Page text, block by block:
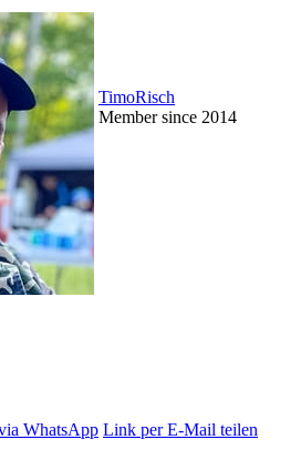
TimoRisch
Member since 2014
WhatsApp Link per E-Mail teilen